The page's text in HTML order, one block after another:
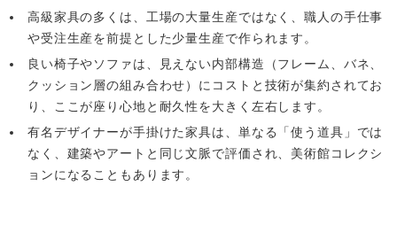
高級家具の多くは、工場の大量生産ではなく、職人の手仕事
や受注生産を前提とした少量生産で作られます。
良い椅子やソファは、見えない内部構造（フレーム、バネ、
クッション層の組み合わせ）にコストと技術が集約されてお
り、ここが座り心地と耐久性を大きく左右します。
有名デザイナーが手掛けた家具は、単なる「使う道具」では
なく、建築やアートと同じ文脈で評価され、美術館コレクシ
ョンになることもあります。